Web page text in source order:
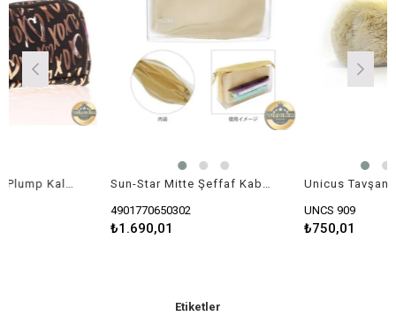
Kaukko Brokar Plump Kalem Çantası (XOXO-siyah)
Sun-Star Mitte Şeffaf Kab Kalemlik
4901770650302
₺1.690,01
UNCS 909
₺750,01
Etiketler